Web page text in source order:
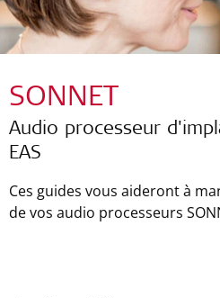
SONNET
Audio processeur
EAS
Ces guides vous aideront à
de vos audio processeurs